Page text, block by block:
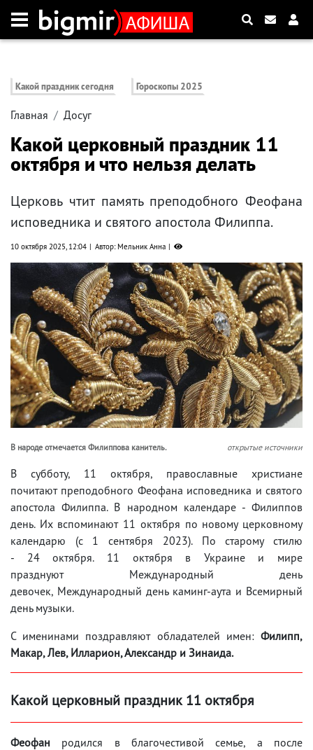
Какой праздник сегодня Гороскопы 2025
Главная Досуг
Какой церковный праздник 11
октября и что нельзя делать
Церковь чтит память пре­по­доб­но­го Фе­о­фа­на
ис­по­вед­ни­ка и свя­то­го апо­сто­ла Филип­па.
10 октября 2025, 12:04 Автор: Мельник Анна
В народе отмечается Филиппова канитель. открытые источники
В субботу, 11 октября, православные христиане
почитают пре­по­доб­но­го Фе­о­фа­на ис­по­вед­ни­ка и свя­то­го
апо­сто­ла Филип­па. В народном календаре - Филиппов
день. Их вспоминают 11 октября по новому церковному
календарю (с 1 сентября 2023). По старому стилю
- 24 октября. 11 октября в Украине и мире
празднуют Международный день
девочек, Международный день каминг-аута и Всемирный
день музыки.
С именинами поздравляют обладателей имен: Филипп,
Макар, Лев, Илларион, Александр и Зинаида.
Какой церковный праздник 11 октября
Феофан родился в благочестивой семье, а после